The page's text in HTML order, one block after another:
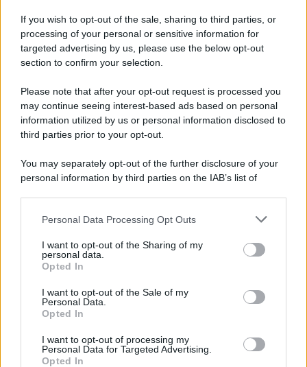
If you wish to opt-out of the sale, sharing to third parties, or
processing of your personal or sensitive information for
targeted advertising by us, please use the below opt-out
section to confirm your selection.
Please note that after your opt-out request is processed you
may continue seeing interest-based ads based on personal
information utilized by us or personal information disclosed to
third parties prior to your opt-out.
You may separately opt-out of the further disclosure of your
personal information by third parties on the IAB’s list of
This information may also be disclosed by us to third parties
disclose it to other third parties.
Please note that this website/app uses one or more Google
services and may gather and store information including but
not limited to your visit or usage behaviour. You may click to
grant or deny consent to Google and its third-party tags to
consent section.
Personal Data Processing Opt Outs
I want to opt-out of the Sharing of my
personal data.
Opted In
I want to opt-out of the Sale of my
Personal Data.
Opted In
I want to opt-out of processing my
Personal Data for Targeted Advertising.
Opted In
Ricevi LE FRASI PIÙ BELLE via e-mail
E-mail
FRASI